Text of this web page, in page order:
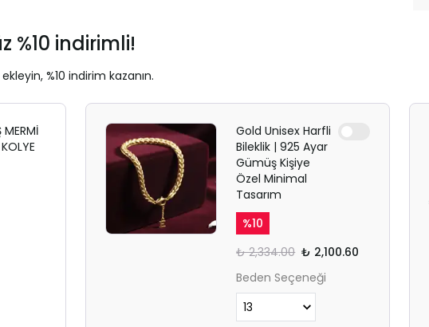
%10 indirimli!
%10 indirim kazanın.
Gold Unisex Harfli
Bileklik | 925 Ayar
Gümüş Kişiye
Özel Minimal
Tasarım
%10
₺ 2,334.00 ₺ 2,100.60
Beden Seçeneği